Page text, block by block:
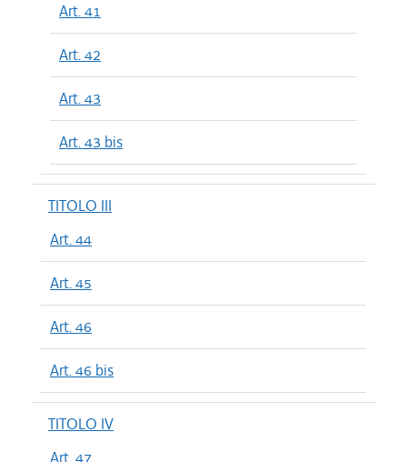
Art. 41
Art. 42
Art. 43
Art. 43 bis
TITOLO III
Art. 44
Art. 45
Art. 46
Art. 46 bis
TITOLO IV
Art. 47